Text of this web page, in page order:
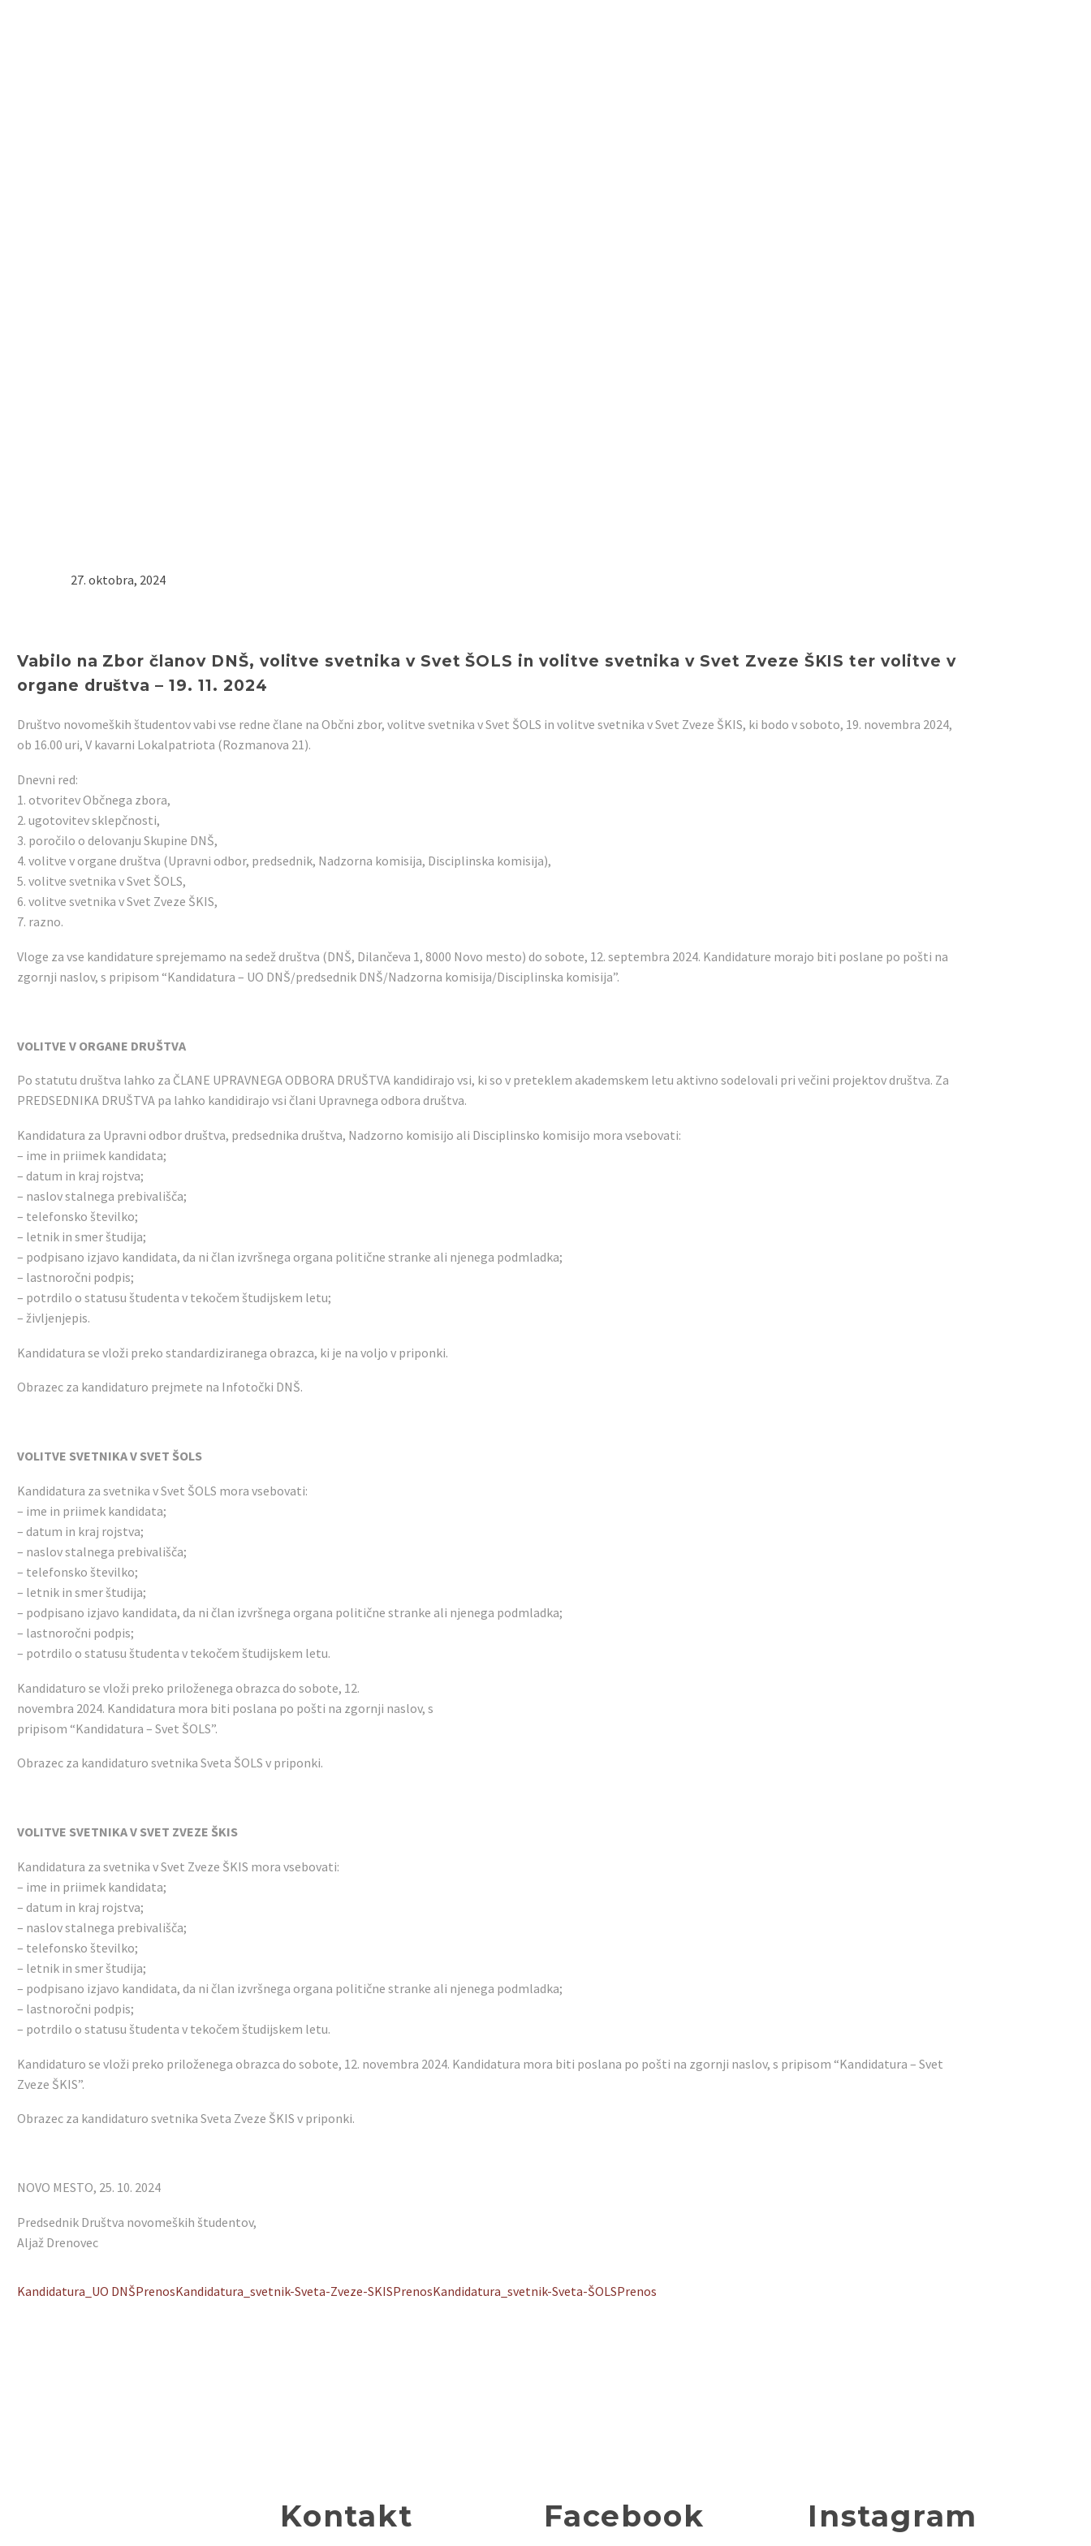
27. oktobra, 2024
Vabilo na Zbor članov DNŠ, volitve svetnika v Svet ŠOLS in volitve svetnika v Svet Zveze ŠKIS ter volitve v
organe društva – 19. 11. 2024
Društvo novomeških študentov vabi vse redne člane na Občni zbor, volitve svetnika v Svet ŠOLS in volitve svetnika v Svet Zveze ŠKIS, ki bodo v soboto, 19. novembra 2024,
ob 16.00 uri, V kavarni Lokalpatriota (Rozmanova 21).
Dnevni red:
1. otvoritev Občnega zbora,
2. ugotovitev sklepčnosti,
3. poročilo o delovanju Skupine DNŠ,
4. volitve v organe društva (Upravni odbor, predsednik, Nadzorna komisija, Disciplinska komisija),
5. volitve svetnika v Svet ŠOLS,
6. volitve svetnika v Svet Zveze ŠKIS,
7. razno.
Vloge za vse kandidature sprejemamo na sedež društva (DNŠ, Dilančeva 1, 8000 Novo mesto) do sobote, 12. septembra 2024. Kandidature morajo biti poslane po pošti na
zgornji naslov, s pripisom “Kandidatura – UO DNŠ/predsednik DNŠ/Nadzorna komisija/Disciplinska komisija”.
VOLITVE V ORGANE DRUŠTVA
Po statutu društva lahko za ČLANE UPRAVNEGA ODBORA DRUŠTVA kandidirajo vsi, ki so v preteklem akademskem letu aktivno sodelovali pri večini projektov društva. Za
PREDSEDNIKA DRUŠTVA pa lahko kandidirajo vsi člani Upravnega odbora društva.
Kandidatura za Upravni odbor društva, predsednika društva, Nadzorno komisijo ali Disciplinsko komisijo mora vsebovati:
– ime in priimek kandidata;
– datum in kraj rojstva;
– naslov stalnega prebivališča;
– telefonsko številko;
– letnik in smer študija;
– podpisano izjavo kandidata, da ni član izvršnega organa politične stranke ali njenega podmladka;
– lastnoročni podpis;
– potrdilo o statusu študenta v tekočem študijskem letu;
– življenjepis.
Kandidatura se vloži preko standardiziranega obrazca, ki je na voljo v priponki.
Obrazec za kandidaturo prejmete na Infotočki DNŠ.
VOLITVE SVETNIKA V SVET ŠOLS
Kandidatura za svetnika v Svet ŠOLS mora vsebovati:
– ime in priimek kandidata;
– datum in kraj rojstva;
– naslov stalnega prebivališča;
– telefonsko številko;
– letnik in smer študija;
– podpisano izjavo kandidata, da ni član izvršnega organa politične stranke ali njenega podmladka;
– lastnoročni podpis;
– potrdilo o statusu študenta v tekočem študijskem letu.
Kandidaturo se vloži preko priloženega obrazca do sobote, 12.
novembra 2024. Kandidatura mora biti poslana po pošti na zgornji naslov, s
pripisom “Kandidatura – Svet ŠOLS”.
Obrazec za kandidaturo svetnika Sveta ŠOLS v priponki.
VOLITVE SVETNIKA V SVET ZVEZE ŠKIS
Kandidatura za svetnika v Svet Zveze ŠKIS mora vsebovati:
– ime in priimek kandidata;
– datum in kraj rojstva;
– naslov stalnega prebivališča;
– telefonsko številko;
– letnik in smer študija;
– podpisano izjavo kandidata, da ni član izvršnega organa politične stranke ali njenega podmladka;
– lastnoročni podpis;
– potrdilo o statusu študenta v tekočem študijskem letu.
Kandidaturo se vloži preko priloženega obrazca do sobote, 12. novembra 2024. Kandidatura mora biti poslana po pošti na zgornji naslov, s pripisom “Kandidatura – Svet
Zveze ŠKIS”.
Obrazec za kandidaturo svetnika Sveta Zveze ŠKIS v priponki.
NOVO MESTO, 25. 10. 2024
Predsednik Društva novomeških študentov,
Aljaž Drenovec
Kandidatura_UO DNŠPrenosKandidatura_svetnik-Sveta-Zveze-SKISPrenosKandidatura_svetnik-Sveta-ŠOLSPrenos
Kontakt Facebook Instagram